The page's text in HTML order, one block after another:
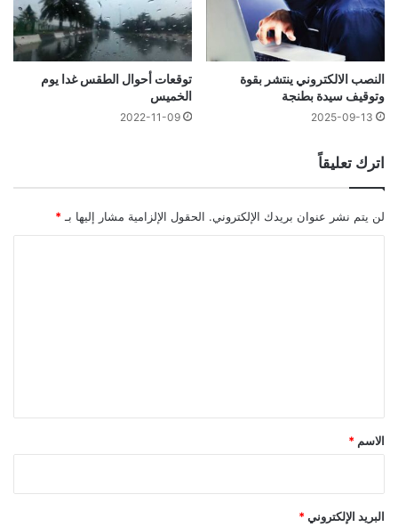
النصب الالكتروني ينتشر بقوة
وتوقيف سيدة بطنجة
2025-09-13
توقعات أحوال الطقس غدا يوم
الخميس
2022-11-09
اترك تعليقاً
لن يتم نشر عنوان بريدك الإلكتروني. الحقول الإلزامية مشار إليها بـ *
*
الاسم *
البريد الإلكتروني *